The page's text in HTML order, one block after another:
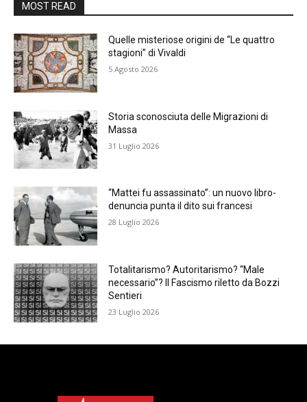
MOST READ
Quelle misteriose origini de “Le quattro
stagioni” di Vivaldi
5 Agosto 2026
Storia sconosciuta delle Migrazioni di
Massa
31 Luglio 2026
“Mattei fu assassinato”: un nuovo libro-
denuncia punta il dito sui francesi
28 Luglio 2026
Totalitarismo? Autoritarismo? “Male
necessario”? Il Fascismo riletto da Bozzi
Sentieri
23 Luglio 2026